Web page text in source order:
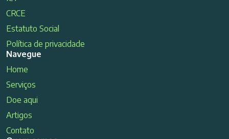
CRCE
Estatuto Social
Política de privacidade
Navegue
Home
Serviços
Doe aqui
Artigos
Contato